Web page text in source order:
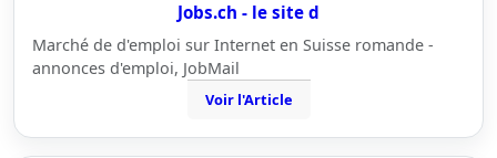
Jobs.ch - le site d
Marché de d'emploi sur Internet en Suisse romande -
annonces d'emploi, JobMail
Voir l'Article